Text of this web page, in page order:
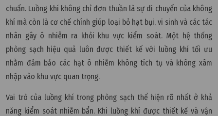
chuẩn. Luồng khí không chỉ đơn thuần là sự di chuyển của không
khí mà còn là cơ chế chính giúp loại bỏ hạt bụi, vi sinh và các tác
nhân gây ô nhiễm ra khỏi khu vực kiểm soát. Một hệ thống
phòng sạch hiệu quả luôn được thiết kế với luồng khí tối ưu
nhằm đảm bảo các hạt ô nhiễm không tích tụ và không xâm
nhập vào khu vực quan trọng.
Vai trò của luồng khí trong phòng sạch thể hiện rõ nhất ở khả
năng kiểm soát nhiễm bẩn. Khi luồng khí được thiết kế và vận